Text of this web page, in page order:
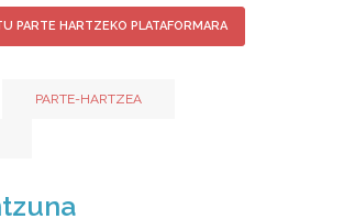
PARTE HARTZEKO PLATAFORMARA
PARTE-HARTZEA